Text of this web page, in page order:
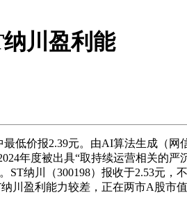
川盈利能
价报2.39元。由AI算法生成（网
年度被出具“取持续运营相关的
ST纳川（300198）报收于2.53元
川盈利能力较差，正在两市A股市